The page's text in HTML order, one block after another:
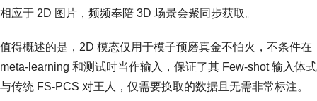
相应于 2D 图片，频频奉陪 3D 场景会聚同步获取。
值得概述的是，2D 模态仅用于模子预磨真金不怕火，不条件在
meta-learning 和测试时当作输入，保证了其 Few-shot 输入体式
与传统 FS-PCS 对王人，仅需要换取的数据且无需非常标注。